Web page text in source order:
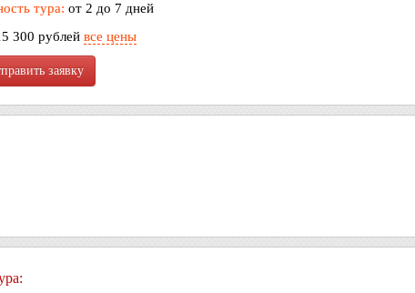
тура: от 2 до 7 дней
300 рублей все цены